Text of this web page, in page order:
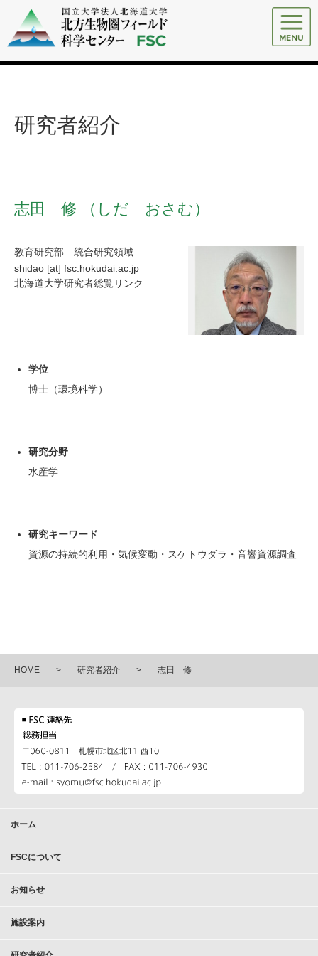
研究者紹介
志田 修 （しだ おさむ）
教育研究部 統合研究領域
shidao [at] fsc.hokudai.ac.jp
北海道大学研究者総覧リンク
学位
博士（環境科学）
研究分野
水産学
研究キーワード
資源の持続的利用・気候変動・スケトウダラ・音響資源調査
HOME 研究者紹介 志田 修
ホーム
FSCについて
お知らせ
施設案内